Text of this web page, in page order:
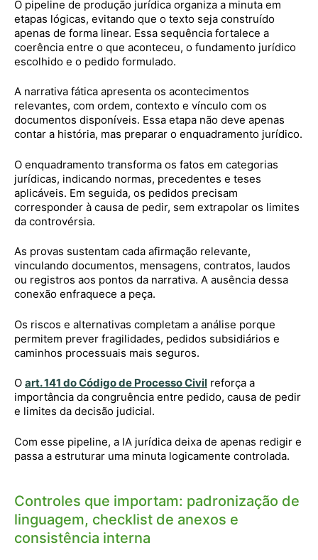
O pipeline de produção jurídica organiza a minuta em
etapas lógicas, evitando que o texto seja construído
apenas de forma linear. Essa sequência fortalece a
coerência entre o que aconteceu, o fundamento jurídico
escolhido e o pedido formulado.
A narrativa fática apresenta os acontecimentos
relevantes, com ordem, contexto e vínculo com os
documentos disponíveis. Essa etapa não deve apenas
contar a história, mas preparar o enquadramento jurídico.
O enquadramento transforma os fatos em categorias
jurídicas, indicando normas, precedentes e teses
aplicáveis. Em seguida, os pedidos precisam
corresponder à causa de pedir, sem extrapolar os limites
da controvérsia.
As provas sustentam cada afirmação relevante,
vinculando documentos, mensagens, contratos, laudos
ou registros aos pontos da narrativa. A ausência dessa
conexão enfraquece a peça.
Os riscos e alternativas completam a análise porque
permitem prever fragilidades, pedidos subsidiários e
caminhos processuais mais seguros.
O art. 141 do Código de Processo Civil reforça a
importância da congruência entre pedido, causa de pedir
e limites da decisão judicial.
Com esse pipeline, a IA jurídica deixa de apenas redigir e
passa a estruturar uma minuta logicamente controlada.
Controles que importam: padronização de
linguagem, checklist de anexos e
consistência interna